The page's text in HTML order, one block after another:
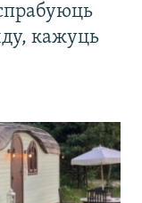
кажуць